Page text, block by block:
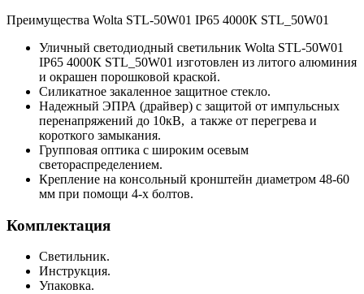
Преимущества Wolta STL-50W01 IP65 4000К STL_50W01
Уличный светодиодный светильник Wolta STL-50W01
IP65 4000К STL_50W01 изготовлен из литого алюминия
и окрашен порошковой краской.
Силикатное закаленное защитное стекло.
Надежный ЭПРА (драйвер) с защитой от импульсных
перенапряжений до 10кВ, а также от перегрева и
короткого замыкания.
Групповая оптика с широким осевым
светораспределением.
Крепление на консольный кронштейн диаметром 48-60
мм при помощи 4-х болтов.
Комплектация
Светильник.
Инструкция.
Упаковка.